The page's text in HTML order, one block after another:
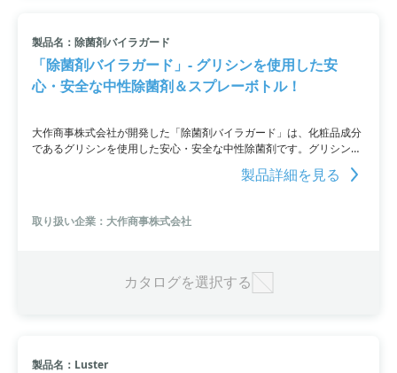
製品名：除菌剤バイラガード
「除菌剤バイラガード」- グリシンを使用した安
心・安全な中性除菌剤＆スプレーボトル！
大作商事株式会社が開発した「除菌剤バイラガード」は、化粧品成分
であるグリシンを使用した安心・安全な中性除菌剤です。グリシンは
優れた浸透力と除菌力を持ち、汚れの洗浄、除菌、防カビまで可能。
また、国立感染症研究所によると、新型コロナウイルスに対しても同
菌原液とスプレーボトルがセットになっております。
製品詳細を見る
取り扱い企業：大作商事株式会社
カタログを選択する
製品名：Luster